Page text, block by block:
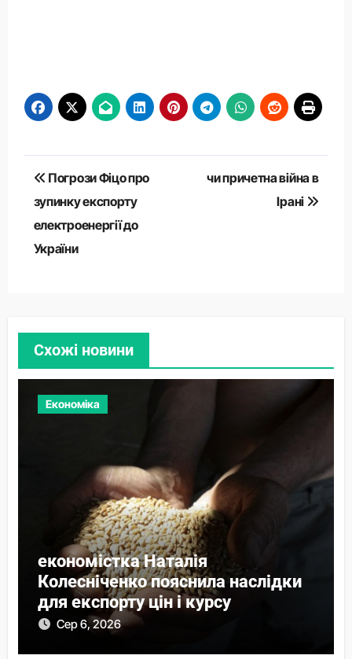
Навігація
записів
Погрози Фіцо про
зупинку експорту
електроенергії до
України
чи причетна війна в
Ірані
Схожі новини
Економіка
економістка Наталія
Колесніченко пояснила наслідки
для експорту цін і курсу
Сер 6, 2026